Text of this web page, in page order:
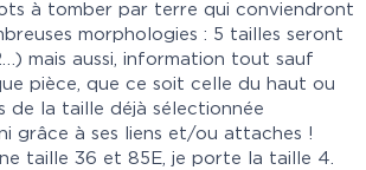
à tomber par terre qui conviendront
morphologies : 5 tailles seront
mais aussi, information tout sauf
pièce, que ce soit celle du haut ou
de la taille déjà sélectionnée
grâce à ses liens et/ou attaches !
taille 36 et 85E, je porte la taille 4.